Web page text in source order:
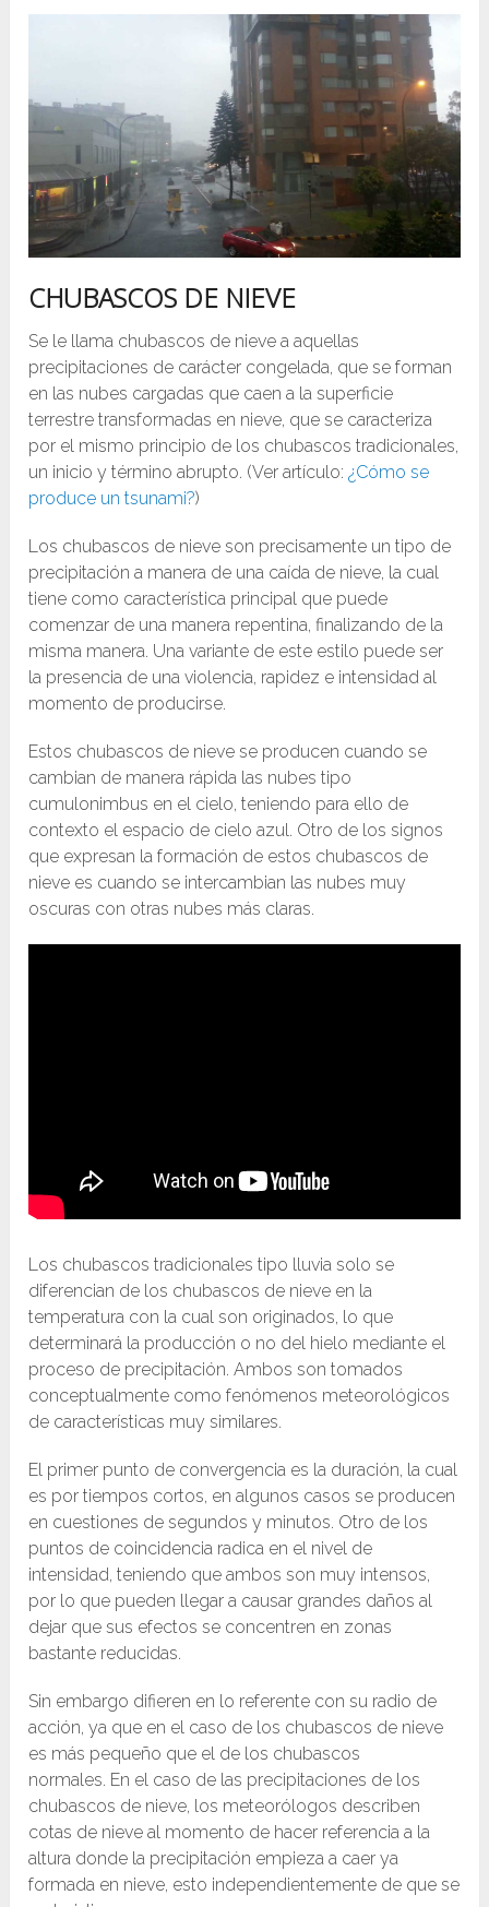
CHUBASCOS DE NIEVE
Se le llama chubascos de nieve a aquellas
precipitaciones de carácter congelada, que se forman
en las nubes cargadas que caen a la superficie
terrestre transformadas en nieve, que se caracteriza
por el mismo principio de los chubascos tradicionales,
un inicio y término abrupto. (Ver artículo:¿Cómo se
produce un tsunami?)
Los chubascos de nieve son precisamente un tipo de
precipitación a manera de una caída de nieve, la cual
tiene como característica principal que puede
comenzar de una manera repentina, finalizando de la
misma manera. Una variante de este estilo puede ser
la presencia de una violencia, rapidez e intensidad al
momento de producirse.
Estos chubascos de nieve se producen cuando se
cambian de manera rápida las nubes tipo
cumulonimbus en el cielo, teniendo para ello de
contexto el espacio de cielo azul. Otro de los signos
que expresan la formación de estos chubascos de
nieve es cuando se intercambian las nubes muy
oscuras con otras nubes más claras.
Los chubascos tradicionales tipo lluvia solo se
diferencian de los chubascos de nieve en la
temperatura con la cual son originados, lo que
determinará la producción o no del hielo mediante el
proceso de precipitación. Ambos son tomados
conceptualmente como fenómenos meteorológicos
de características muy similares.
El primer punto de convergencia es la duración, la cual
es por tiempos cortos, en algunos casos se producen
en cuestiones de segundos y minutos. Otro de los
puntos de coincidencia radica en el nivel de
intensidad, teniendo que ambos son muy intensos,
por lo que pueden llegar a causar grandes daños al
dejar que sus efectos se concentren en zonas
bastante reducidas.
Sin embargo difieren en lo referente con su radio de
acción, ya que en el caso de los chubascos de nieve
es más pequeño que el de los chubascos
normales. En el caso de las precipitaciones de los
chubascos de nieve, los meteorólogos describen
cotas de nieve al momento de hacer referencia a la
altura donde la precipitación empieza a caer ya
formada en nieve, esto independientemente de que se